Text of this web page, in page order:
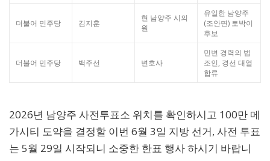
더불어 민주당 김지훈
현 남양주 시의
원
유일한 남양주
(조안면) 토박이
후보
더불어 민주당 백주선 변호사
민변 경력의 법
조인, 경선 대열
합류
2026년 남양주 사전투표소 위치를 확인하시고 100만 메
가시티 도약을 결정할 이번 6월 3일 지방 선거, 사전 투표
는 5월 29일 시작되니 소중한 한표 행사 하시기 바랍니